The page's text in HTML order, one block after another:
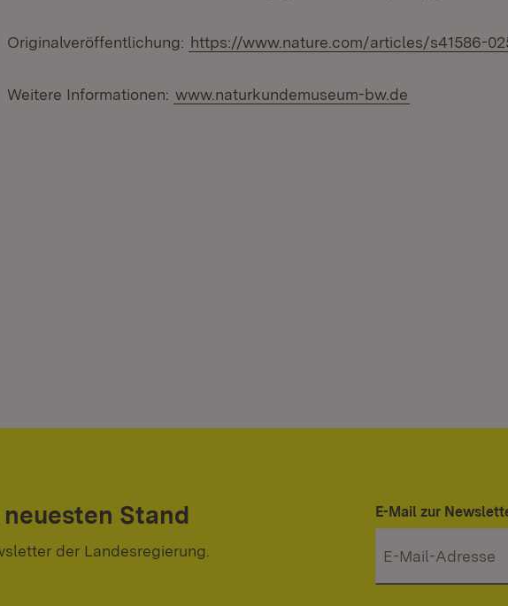
Originalveröffentlichung: https://www.nature.com/articles/s41586-
Weitere Informationen: www.naturkundemuseum-bw.de
Stand
der Landesregierung.
E-Mail zur